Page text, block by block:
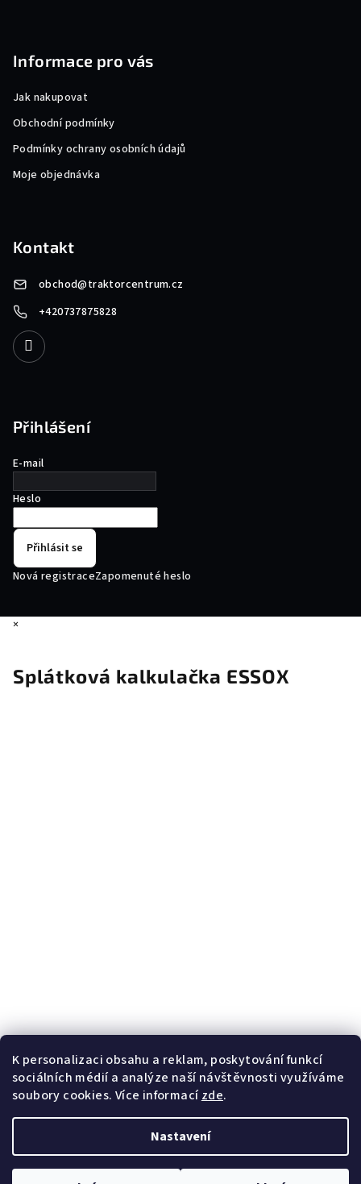
K personalizaci obsahu a reklam, poskytování funkcí
sociálních médií a analýze naší návštěvnosti využíváme
soubory cookies. Více informacízde.
Nastavení
Informace pro vás
Jak nakupovat
Obchodní podmínky
Podmínky ochrany osobních údajů
Moje objednávka
Kontakt
obchod@traktorcentrum.cz
+420737875828
Přihlášení
E-mail
Heslo
Přihlásit se
Nová registraceZapomenuté heslo
×
Splátková kalkulačka ESSOX